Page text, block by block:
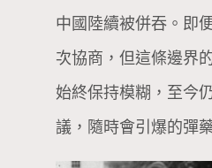
中國陸續被併吞。即
次協商，但這條邊界
始終保持模糊，至今
議，隨時會引爆的彈